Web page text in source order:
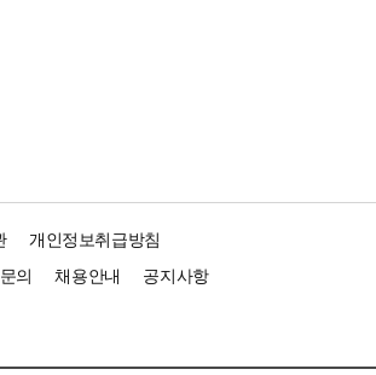
개인정보취급방침
의
채용안내 공지사항